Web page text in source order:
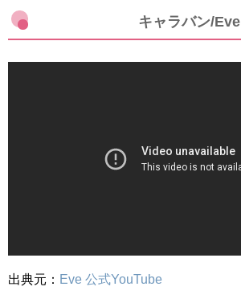
キャラバン/Eve
出典元： Eve 公式YouTube